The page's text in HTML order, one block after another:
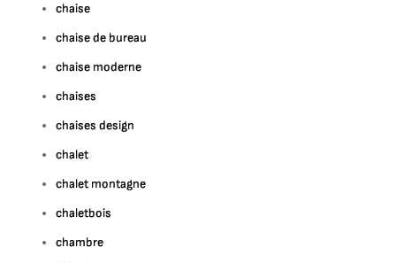
chaise
chaise de bureau
chaise moderne
chaises
chaises design
chalet
chalet montagne
chaletbois
chambre